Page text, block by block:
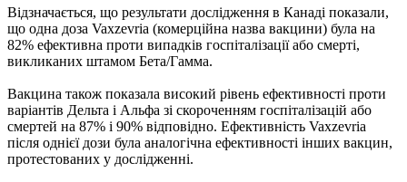
Відзначається, що результати дослідження в Канаді показали,
що одна доза Vaxzevria (комерційна назва вакцини) була на
82% ефективна проти випадків госпіталізації або смерті,
викликаних штамом Бета/Гамма.
Вакцина також показала високий рівень ефективності проти
варіантів Дельта і Альфа зі скороченням госпіталізацій або
смертей на 87% і 90% відповідно. Ефективність Vaxzevria
після однієї дози була аналогічна ефективності інших вакцин,
протестованих у дослідженні.